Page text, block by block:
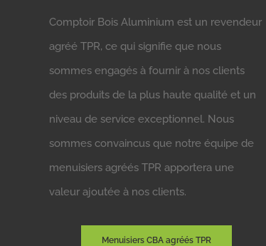
Comptoir Bois Aluminium est un revendeur
agréé TPR, ce qui signifie que nous
sommes engagés à fournir à nos clients
des produits de la plus haute qualité et un
niveau de service exceptionnel. Nous
sommes convaincus que notre équipe de
menuisiers agréés TPR apportera une
valeur ajoutée à nos clients.
Menuisiers CBA agréés TPR